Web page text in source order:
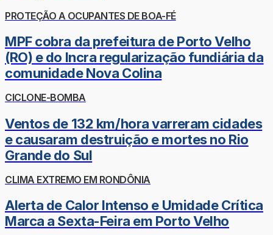
PROTEÇÃO A OCUPANTES DE BOA-FÉ
MPF cobra da prefeitura de Porto Velho
(RO) e do Incra regularização fundiária da
comunidade Nova Colina
CICLONE-BOMBA
Ventos de 132 km/hora varreram cidades
e causaram destruição e mortes no Rio
Grande do Sul
CLIMA EXTREMO EM RONDÔNIA
Alerta de Calor Intenso e Umidade Crítica
Marca a Sexta-Feira em Porto Velho